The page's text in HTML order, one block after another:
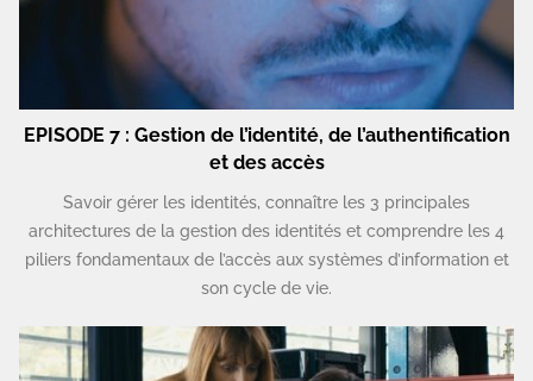
EPISODE 7 : Gestion de l’identité, de l’authentification
et des accès
Savoir gérer les identités, connaître les 3 principales
architectures de la gestion des identités et comprendre les 4
piliers fondamentaux de l’accès aux systèmes d’information et
son cycle de vie.